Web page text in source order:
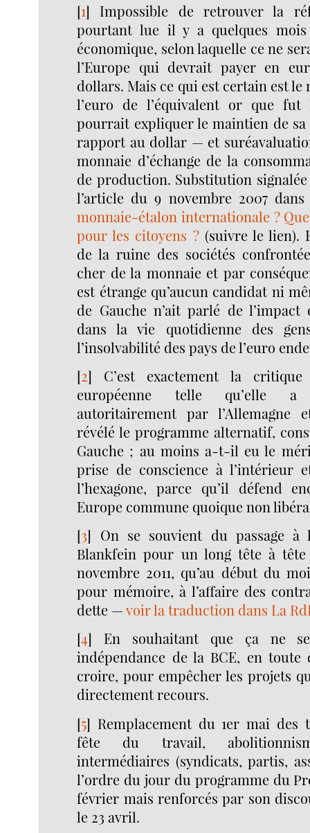
[1] Impossible de retrouver la
pourtant lue il y a quelques
économique, selon laquelle ce ne
l’Europe qui devrait payer en
dollars. Mais ce qui est certain est
l’euro de l’équivalent or que
pourrait expliquer le maintien de
rapport au dollar — et
monnaie d’échange de la
de production. Substitution
l’article du 9 novembre 2007
monnaie-étalon internationale ?
pour les citoyens ?(suivre le lien).
de la ruine des sociétés
cher de la monnaie et par
est étrange qu’aucun candidat ni
de Gauche n’ait parlé de
dans la vie quotidienne des
l’insolvabilité des pays de l’euro
[2] C’est exactement la
européenne telle qu’elle a
autoritairement par l’Allemagne
révélé le programme alternatif,
Gauche ; au moins a-t-il eu le
prise de conscience à l’intérieur
l’hexagone, parce qu’il défend
Europe commune quoique non
[3] On se souvient du passage à
Blankfein pour un long tête à tête
novembre 2011, qu’au début du
pour mémoire, à l’affaire des
dette —voir la traduction dans La
[4] En souhaitant que ça ne
indépendance de la BCE, en
croire, pour empêcher les projets
directement recours.
[5] Remplacement du 1er mai des
fête du travail,
intermédiaires (syndicats, partis,
l’ordre du jour du programme du
février mais renforcés par son
le 23 avril.